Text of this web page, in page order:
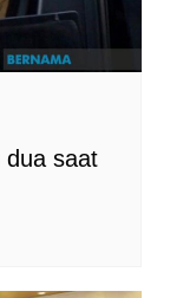
dua saat